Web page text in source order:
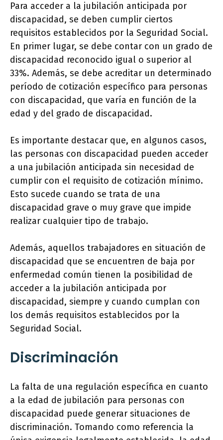
Para acceder a la jubilación anticipada por
discapacidad, se deben cumplir ciertos
requisitos establecidos por la Seguridad Social.
En primer lugar, se debe contar con un grado de
discapacidad reconocido igual o superior al
33%. Además, se debe acreditar un determinado
período de cotización específico para personas
con discapacidad, que varía en función de la
edad y del grado de discapacidad.
Es importante destacar que, en algunos casos,
las personas con discapacidad pueden acceder
a una jubilación anticipada sin necesidad de
cumplir con el requisito de cotización mínimo.
Esto sucede cuando se trata de una
discapacidad grave o muy grave que impide
realizar cualquier tipo de trabajo.
Además, aquellos trabajadores en situación de
discapacidad que se encuentren de baja por
enfermedad común tienen la posibilidad de
acceder a la jubilación anticipada por
discapacidad, siempre y cuando cumplan con
los demás requisitos establecidos por la
Seguridad Social.
Discriminación
La falta de una regulación específica en cuanto
a la edad de jubilación para personas con
discapacidad puede generar situaciones de
discriminación. Tomando como referencia la